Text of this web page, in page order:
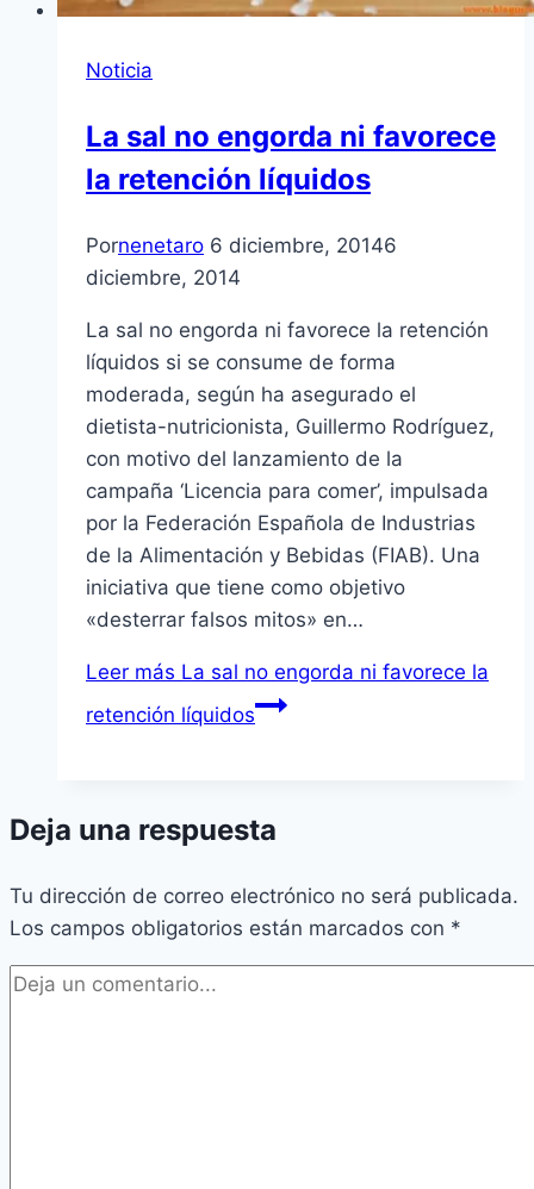
Noticia
La sal no engorda ni favorece
la retención líquidos
Pornenetaro 6 diciembre, 20146
diciembre, 2014
La sal no engorda ni favorece la retención
líquidos si se consume de forma
moderada, según ha asegurado el
dietista-nutricionista, Guillermo Rodríguez,
con motivo del lanzamiento de la
campaña ‘Licencia para comer’, impulsada
por la Federación Española de Industrias
de la Alimentación y Bebidas (FIAB). Una
iniciativa que tiene como objetivo
«desterrar falsos mitos» en…
Leer más La sal no engorda ni favorece la
retención líquidos
Deja una respuesta
Tu dirección de correo electrónico no será publicada.
Los campos obligatorios están marcados con *